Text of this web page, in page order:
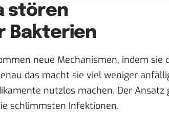
stören
Bakterien
neue Mechanismen, indem sie
das macht sie viel weniger
nutzlos machen. Der Ansatz
schlimmsten Infektionen.